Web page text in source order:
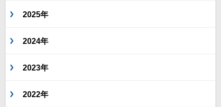
2025年
2024年
2023年
2022年